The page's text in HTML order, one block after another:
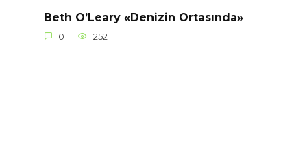
Beth O’Leary «Denizin Ortasında»
0 252